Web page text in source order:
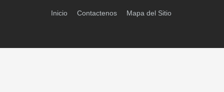
Inicio Contactenos Mapa del Sitio